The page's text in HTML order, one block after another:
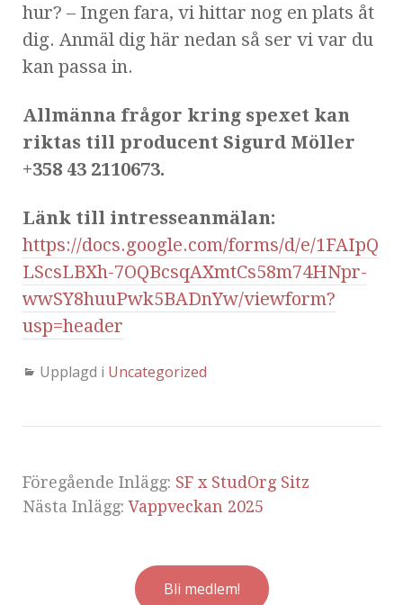
hur? – Ingen fara, vi hittar nog en plats åt
dig. Anmäl dig här nedan så ser vi var du
kan passa in.
Allmänna frågor kring spexet kan
riktas till producent Sigurd Möller
+358 43 2110673.
Länk till intresseanmälan:
https://docs.google.com/forms/d/e/1FAIpQ
LScsLBXh-7OQBcsqAXmtCs58m74HNpr-
wwSY8huuPwk5BADnYw/viewform?
usp=header
Upplagd i Uncategorized
Föregående Inlägg: SF x StudOrg Sitz
Nästa Inlägg:Vappveckan 2025
Bli medlem!